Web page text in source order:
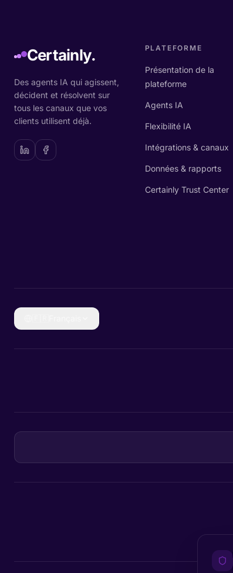
Certainly.
Des agents IA qui agissent,
décident et résolvent sur
tous les canaux que vos
clients utilisent déjà.
PLATEFORME
Présentation de la
plateforme
Agents IA
Flexibilité IA
Intégrations & canaux
Données & rapports
Certainly Trust Center